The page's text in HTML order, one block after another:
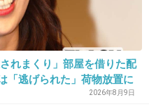
のに対して紗栄子の
-30
れまくり」部屋を借りた配
「逃げられた」荷物放置に
2026年8月9日